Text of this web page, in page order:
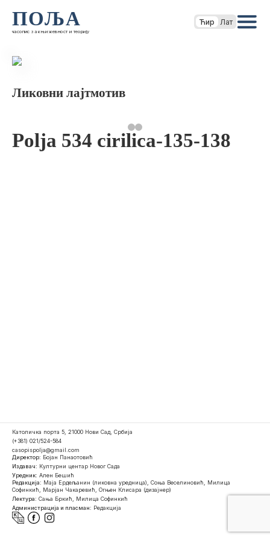
ПОЉА
часопис за књижевност и теорију
Ћир Лат
Ликовни лајтмотив
Polja 534 cirilica-135-138
Католичка порта 5, 21000 Нови Сад, Србија
(+381) 021/524-584
casopispolja@gmail.com
Директор: Бојан Панаотовић
Издавач: Културни центар Новог Сада
Уредник: Ален Бешић
Редакција: Маја Ердељанин (ликовна уредница), Соња Веселиновић, Милица
Софинкић, Марјан Чакаревић, Огњен Клисара (дизајнер)
Лектура: Сања Бркић, Милица Софинкић
Администрација и пласман: Редакција